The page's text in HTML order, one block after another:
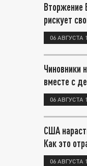
Вторжение
рискует
06 АВГУСТА
Чиновники
вместе с
06 АВГУСТА
США
Как это
06 АВГУСТА